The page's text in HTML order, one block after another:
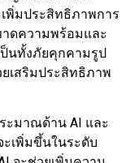
พิ่มประสิทธิภาพการ
ดความพร้อมและ
ป็นทั้งภัยคุกคามรูป
เสริมประสิทธิภาพ
ะมาณด้าน AI และ
เพิ่มขึ้นในระดับ